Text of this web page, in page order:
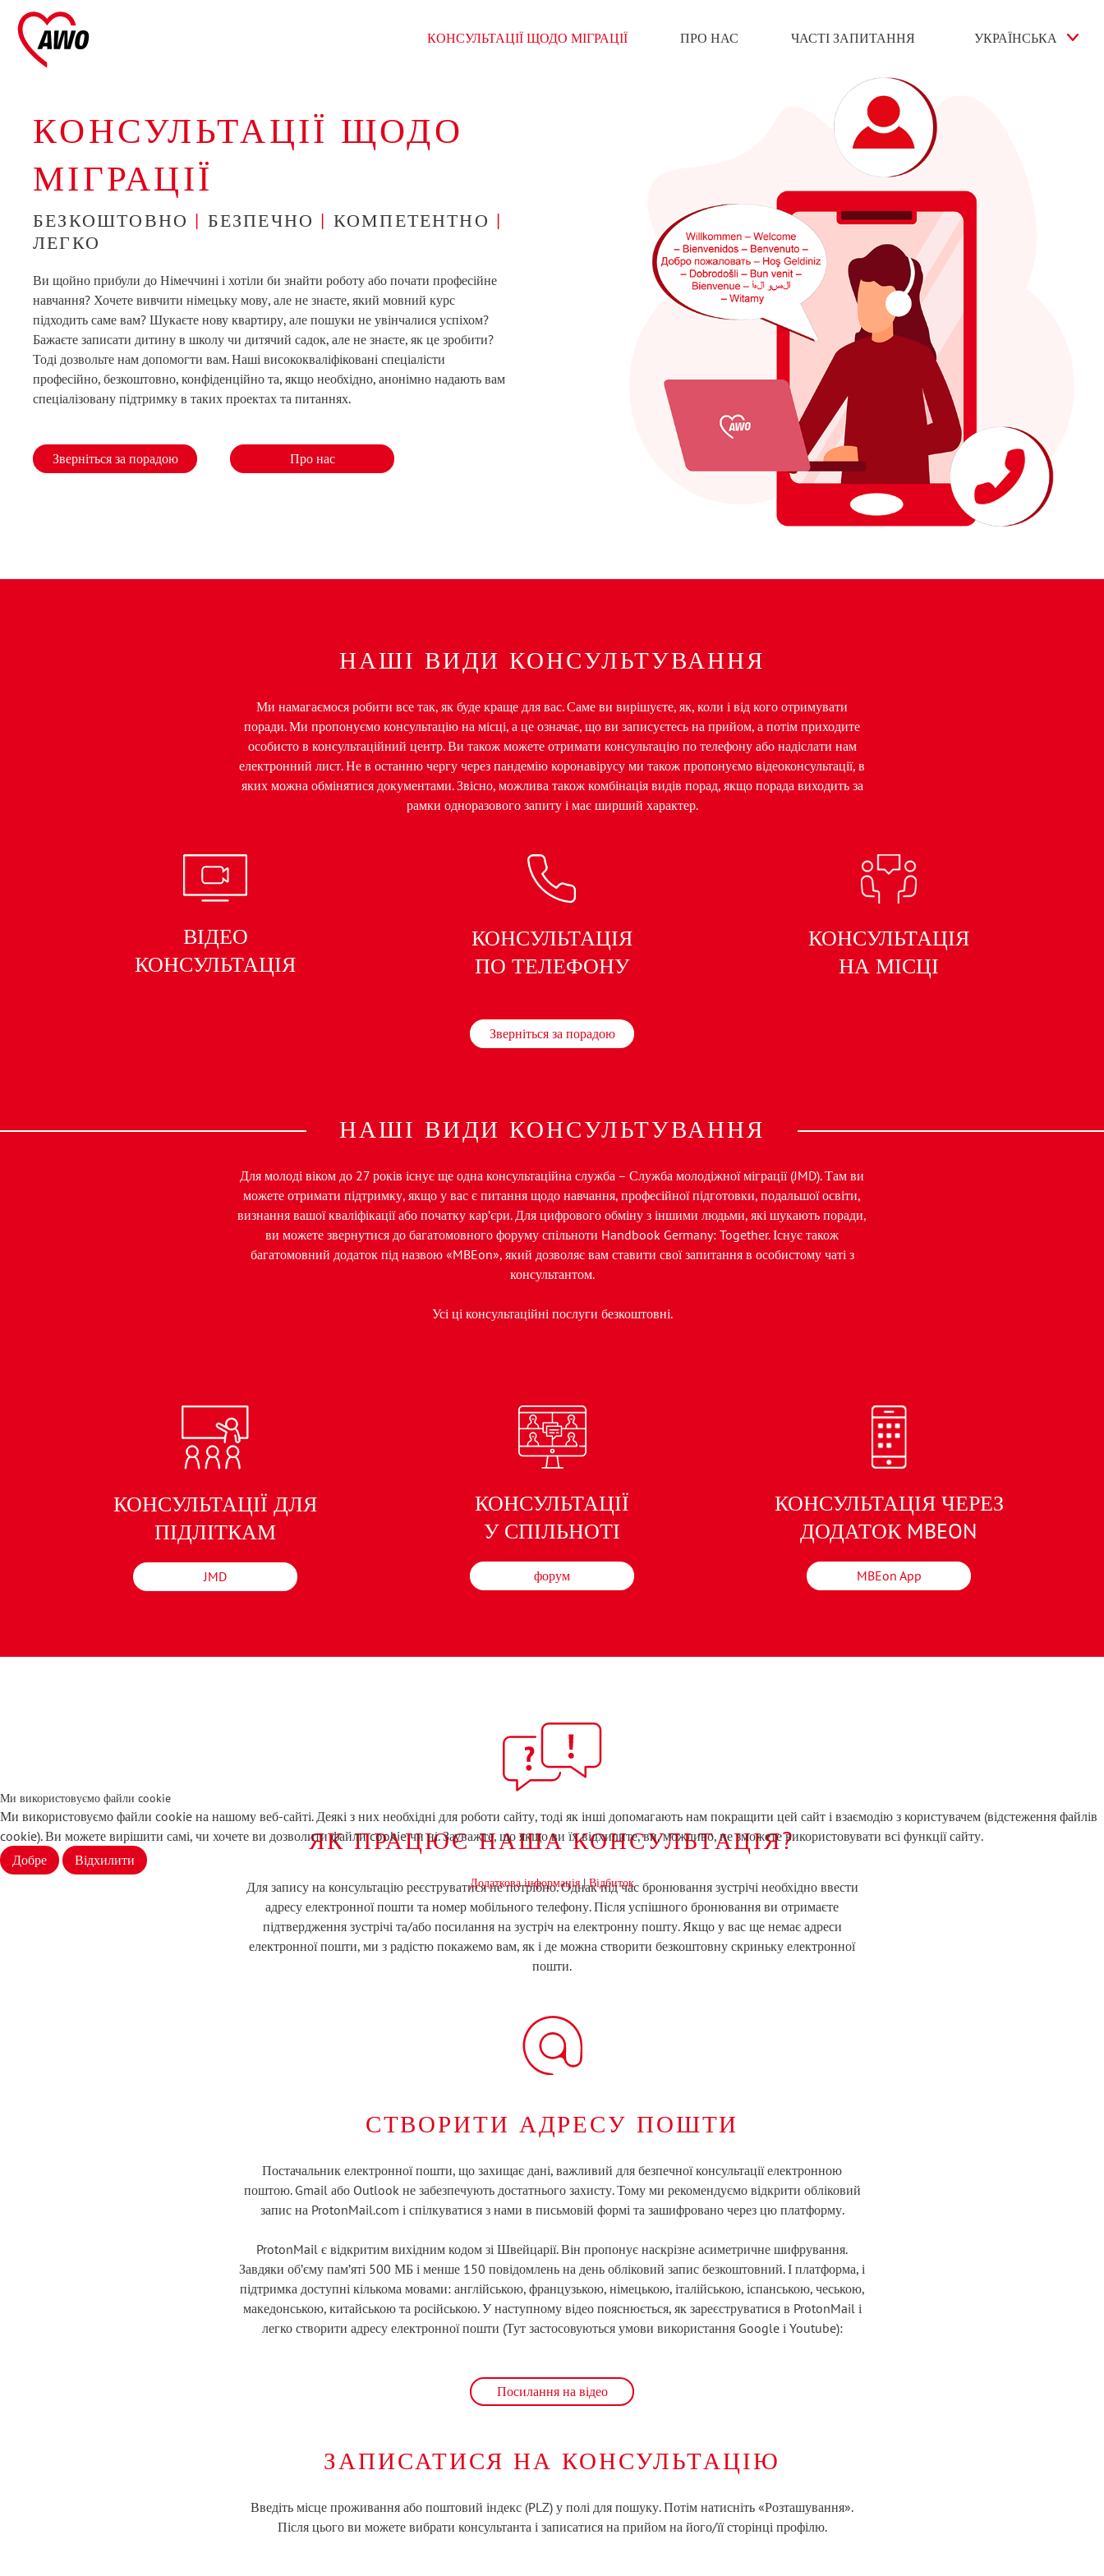
УКРАЇНСЬКА
КОНСУЛЬТАЦІЇ ЩОДО МІГРАЦІЇ ПРО НАС ЧАСТІ ЗАПИТАННЯ
КОНСУЛЬТАЦІЇ ЩОДО
МІГРАЦІЇ
БЕЗКОШТОВНО | БЕЗПЕЧНО | КОМПЕТЕНТНО |
ЛЕГКО
Ви щойно прибули до Німеччині і хотіли би знайти роботу або почати професійне
навчання? Хочете вивчити німецьку мову, але не знаєте, який мовний курс
підходить саме вам? Шукаєте нову квартиру, але пошуки не увінчалися успіхом?
Бажаєте записати дитину в школу чи дитячий садок, але не знаєте, як це зробити?
Тоді дозвольте нам допомогти вам. Наші висококваліфіковані спеціалісти
професійно, безкоштовно, конфіденційно та, якщо необхідно, анонімно надають вам
спеціалізовану підтримку в таких проектах та питаннях.
Зверніться за порадою Про нас
НАШІ ВИДИ КОНСУЛЬТУВАННЯ
Ми намагаємося робити все так, як буде краще для вас. Саме ви вирішуєте, як, коли і від кого отримувати
поради. Ми пропонуємо консультацію на місці, а це означає, що ви записуєтесь на прийом, а потім приходите
особисто в консультаційний центр. Ви також можете отримати консультацію по телефону або надіслати нам
електронний лист. Не в останню чергу через пандемію коронавірусу ми також пропонуємо відеоконсультації, в
яких можна обмінятися документами. Звісно, можлива також комбінація видів порад, якщо порада виходить за
рамки одноразового запиту і має ширший характер.
ВІДЕО
КОНСУЛЬТАЦІЯ
КОНСУЛЬТАЦІЯ
ПО ТЕЛЕФОНУ
КОНСУЛЬТАЦІЯ
НА МІСЦІ
Зверніться за порадою
НАШІ ВИДИ КОНСУЛЬТУВАННЯ
Для молоді віком до 27 років існує ще одна консультаційна служба – Служба молодіжної міграції (JMD). Там ви
можете отримати підтримку, якщо у вас є питання щодо навчання, професійної підготовки, подальшої освіти,
визнання вашої кваліфікації або початку кар’єри. Для цифрового обміну з іншими людьми, які шукають поради,
ви можете звернутися до багатомовного форуму спільноти Handbook Germany: Together. Існує також
багатомовний додаток під назвою «MBEon», який дозволяє вам ставити свої запитання в особистому чаті з
консультантом.
Усі ці консультаційні послуги безкоштовні.
КОНСУЛЬТАЦІЇ ДЛЯ
ПІДЛІТКАМ
JMD
КОНСУЛЬТАЦІЇ
У СПІЛЬНОТІ
форум
КОНСУЛЬТАЦІЯ ЧЕРЕЗ
ДОДАТОК MBEON
MBEon App
ЯК ПРАЦЮЄ НАША КОНСУЛЬТАЦІЯ?
Для запису на консультацію реєструватися не потрібно. Однак під час бронювання зустрічі необхідно ввести
адресу електронної пошти та номер мобільного телефону. Після успішного бронювання ви отримаєте
підтвердження зустрічі та/або посилання на зустріч на електронну пошту. Якщо у вас ще немає адреси
електронної пошти, ми з радістю покажемо вам, як і де можна створити безкоштовну скриньку електронної
пошти.
СТВОРИТИ АДРЕСУ ПОШТИ
Постачальник електронної пошти, що захищає дані, важливий для безпечної консультації електронною
поштою. Gmail або Outlook не забезпечують достатнього захисту. Тому ми рекомендуємо відкрити обліковий
запис на ProtonMail.com і спілкуватися з нами в письмовій формі та зашифровано через цю платформу.
ProtonMail є відкритим вихідним кодом зі Швейцарії. Він пропонує наскрізне асиметричне шифрування.
Завдяки об’єму пам’яті 500 МБ і менше 150 повідомлень на день обліковий запис безкоштовний. І платформа, і
підтримка доступні кількома мовами: англійською, французькою, німецькою, італійською, іспанською, чеською,
македонською, китайською та російською. У наступному відео пояснюється, як зареєструватися в ProtonMail і
легко створити адресу електронної пошти (Тут застосовуються умови використання Google і Youtube):
Посилання на відео
ЗАПИСАТИСЯ НА КОНСУЛЬТАЦІЮ
Введіть місце проживання або поштовий індекс (PLZ) у полі для пошуку. Потім натисніть «Розташування».
Після цього ви можете вибрати консультанта і записатися на прийом на його/її сторінці профілю.
Ми використовуємо файли cookie
Ми використовуємо файли cookie на нашому веб-сайті. Деякі з них необхідні для роботи сайту, тоді як інші допомагають нам покращити цей сайт і взаємодію з користувачем (відстеження файлів
cookie). Ви можете вирішити самі, чи хочете ви дозволити файли cookie чи ні. Зауважте, що якщо ви їх відхилите, ви, можливо, не зможете використовувати всі функції сайту.
Добре
Відхилити
Додаткова інформація|Відбиток